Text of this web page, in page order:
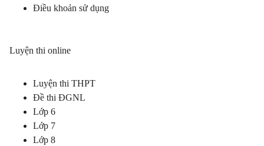
Điều khoản sử dụng
Luyện thi online
Luyện thi THPT
Đề thi ĐGNL
Lớp 6
Lớp 7
Lớp 8